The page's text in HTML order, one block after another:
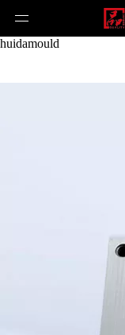
huidamould